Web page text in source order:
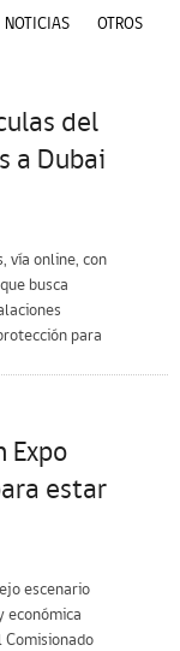
NOTICIAS OTROS
del
a Dubai
vía online, con
busca
para
Expo
estar
escenario
económica
Comisionado